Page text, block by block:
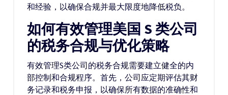
和经验，以确保合规并最大限度地降低税负。
如何有效管理美国 S 类公司
的税务合规与优化策略
有效管理S类公司的税务合规需要建立健全的内
部控制和合规程序。首先，公司应定期评估其财
务记录和税务申报，以确保所有数据的准确性和